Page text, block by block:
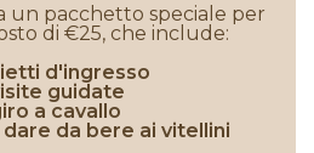
un pacchetto speciale per
di €25, che include:
d'ingresso
guidate
a cavallo
dare da bere ai vitellini